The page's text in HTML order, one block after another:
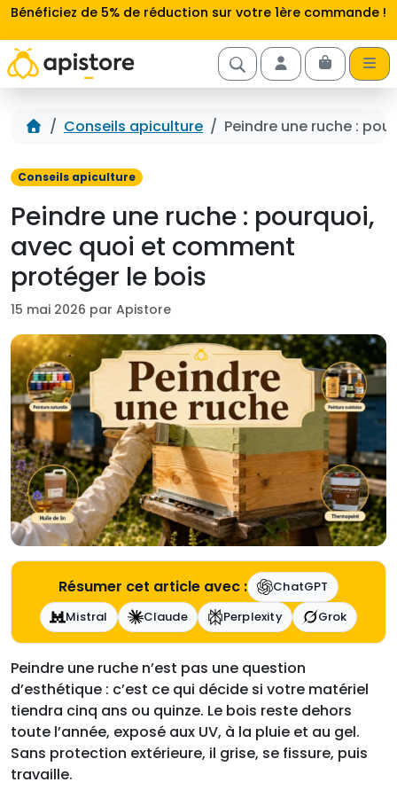
Aller au contenu
Bénéficiez de 5% de réduction sur votre 1ère commande !
Account
Cart
Accueil
Conseils apiculture Peindre une ruche :
Conseils apiculture
Peindre une ruche : pourquoi,
avec quoi et comment
protéger le bois
15 mai 2026 par Apistore
Résumer cet article avec :
ChatGPT
Mistral
Claude Perplexity Grok
Peindre une ruche n’est pas une question
d’esthétique : c’est ce qui décide si votre matériel
tiendra cinq ans ou quinze. Le bois reste dehors
toute l’année, exposé aux UV, à la pluie et au gel.
Sans protection extérieure, il grise, se fissure, puis
travaille.